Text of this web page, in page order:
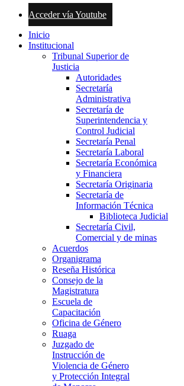
Acceder vía Youtube
Inicio
Institucional
Tribunal Superior de
Justicia
Autoridades
Secretaría
Administrativa
Secretaría de
Superintendencia y
Control Judicial
Secretaría Penal
Secretaría Laboral
Secretaría Económica
y Financiera
Secretaría Originaria
Secretaría de
Información Técnica
Biblioteca Judicial
Secretaría Civil,
Comercial y de minas
Acuerdos
Organigrama
Reseña Histórica
Consejo de la
Magistratura
Escuela de
Capacitación
Oficina de Género
Ruaga
Juzgado de
Instrucción de
Violencia de Género
y Protección Integral